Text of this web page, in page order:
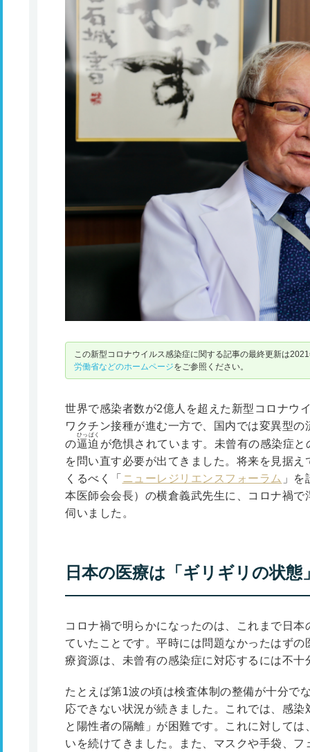
この新型コロナウイルス感染症に関する記事の最終更新は
労働省などのホームページをご参照ください。
世界で感染者数が2億人を超えた新型コロナウ
ワクチン接種が進む一方で、国内では変異型
の逼迫
ひっぱく
が危惧されています。未曾有の感染症
を問い直す必要が出てきました。将来を見据
くるべく「 ニューレジリエンスフォーラム 」
本医師会会長）の横倉義武先生に、コロナ禍
伺いました。
日本の医療は「ギリギリの状
コロナ禍で明らかになったのは、これまで日
ていたことです。平時には問題なかったはず
療資源は、未曾有の感染症に対応するには不十
たとえば第1波の頃は検査体制の整備が十分で
応できない状況が続きました。これでは、感
と陽性者の隔離」が困難です。これに対して
いを続けてきました。また、マスクや手袋、